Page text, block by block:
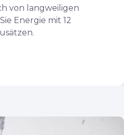
von langweiligen
Energie mit 12